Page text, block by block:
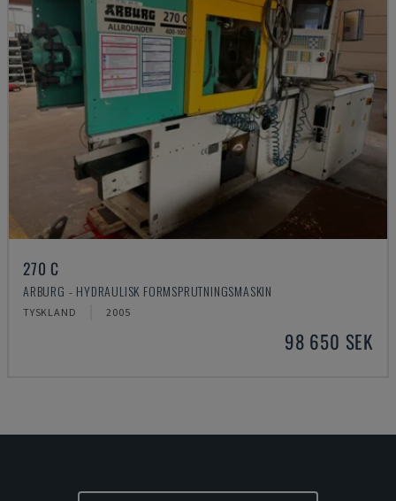
270 C
ARBURG - HYDRAULISK FORMSPRUTNINGSMASKIN
TYSKLAND 2005
98 650 SEK